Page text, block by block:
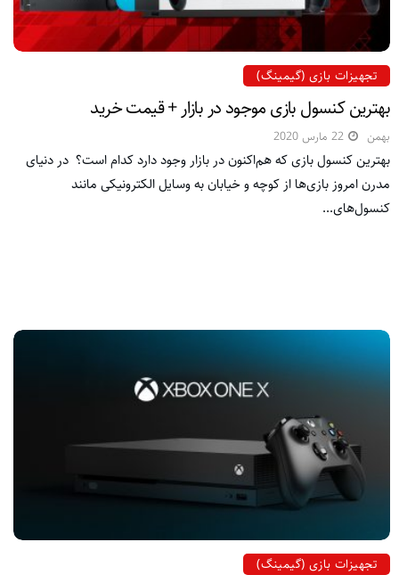
تجهیزات بازی (گیمینگ)
بهترین کنسول بازی موجود در بازار + قیمت خرید
بهمن 22 مارس 2020
بهترین کنسول بازی که هم‌اکنون در بازار وجود دارد کدام است؟ در دنیای
مدرن امروز بازی‌ها از کوچه و خیابان به وسایل الکترونیکی مانند
کنسول‌های...
تجهیزات بازی (گیمینگ)